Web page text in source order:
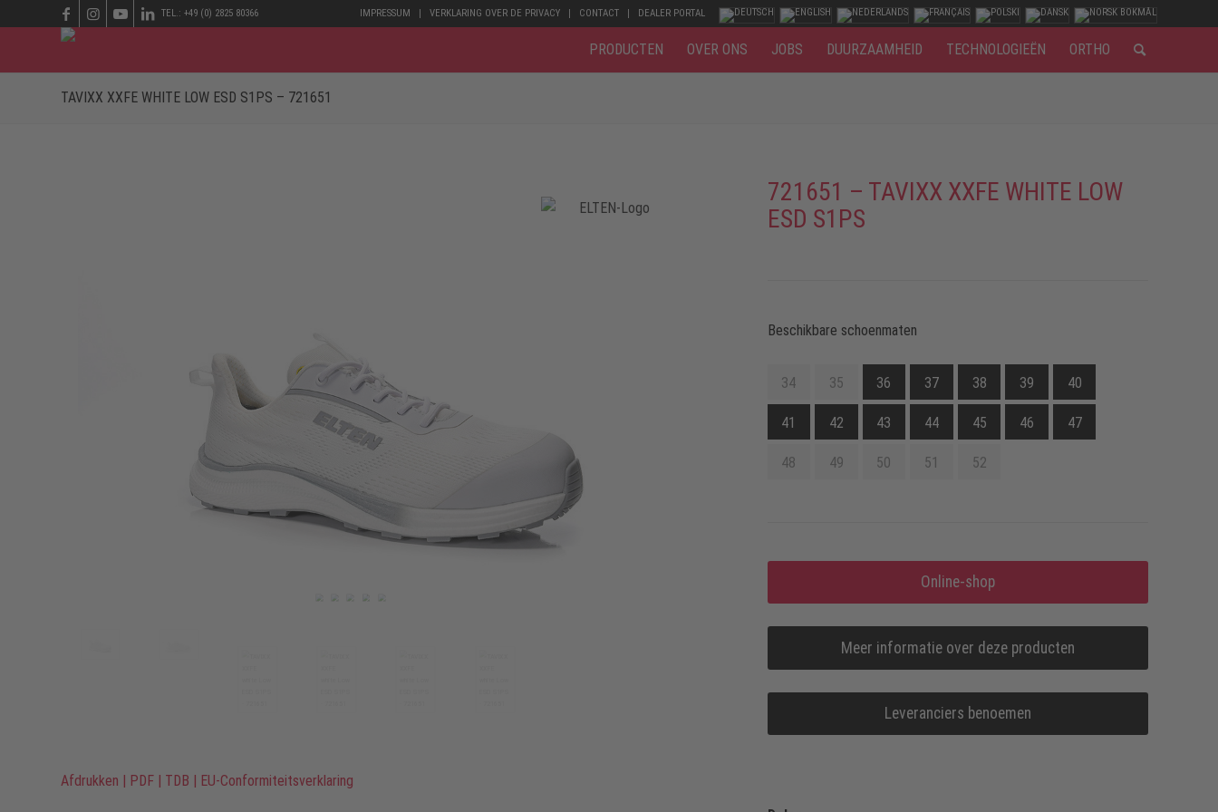
IMPRESSUM VERKLARING OVER DE PRIVACY CONTACT DEALER PORTAL
TEL.: +49 (0) 2825 80366
PRODUCTEN OVER ONS JOBS DUURZAAMHEID TECHNOLOGIEËN ORTHO
TAVIXX XXFE WHITE LOW ESD S1PS – 721651
Afdrukken | PDF | TDB | EU-Conformiteitsverklaring
721651 – TAVIXX XXFE WHITE LOW
ESD S1PS
Beschikbare schoenmaten
34 35 36 37 38 39 40
41 42 43 44 45 46 47
48 49 50 51 52
Online-shop
Meer informatie over deze producten
Leveranciers benoemen